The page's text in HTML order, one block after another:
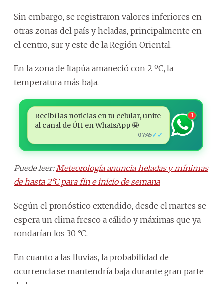
Sin embargo, se registraron valores inferiores en
otras zonas del país y heladas, principalmente en
el centro, sur y este de la Región Oriental.
En la zona de Itapúa amaneció con 2 ºC, la
temperatura más baja.
Recibí las noticias en tu celular, unite
al canal de ÚH en WhatsApp 🤩
07:45✓✓
1
Puede leer: Meteorología anuncia heladas y mínimas
de hasta 2°C para fin e inicio de semana
Según el pronóstico extendido, desde el martes se
espera un clima fresco a cálido y máximas que ya
rondarían los 30 °C.
En cuanto a las lluvias, la probabilidad de
ocurrencia se mantendría baja durante gran parte